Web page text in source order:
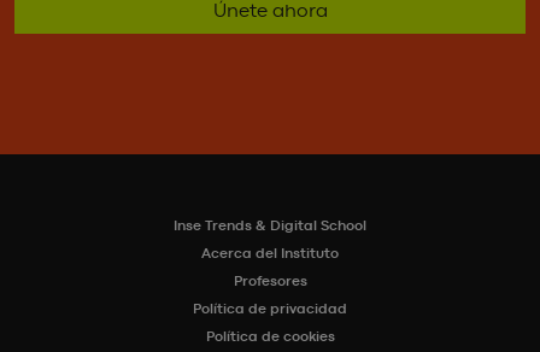
Únete ahora
Inse Trends & Digital School
Acerca del Instituto
Profesores
Política de privacidad
Política de cookies